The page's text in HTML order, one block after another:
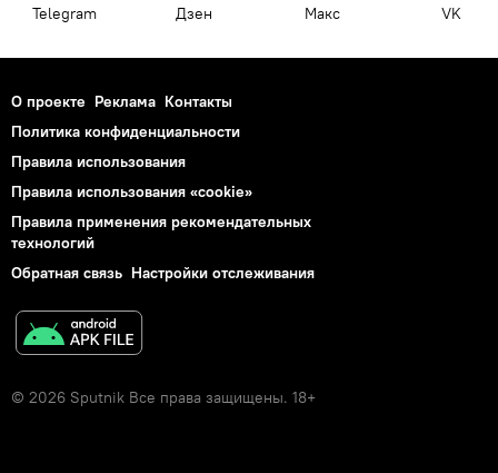
Telegram Дзен Макс VK
О проекте Реклама Контакты
Политика конфиденциальности
Правила использования
Правила использования «cookie»
Правила применения рекомендательных
технологий
Обратная связь Настройки отслеживания
© 2026 Sputnik Все права защищены. 18+